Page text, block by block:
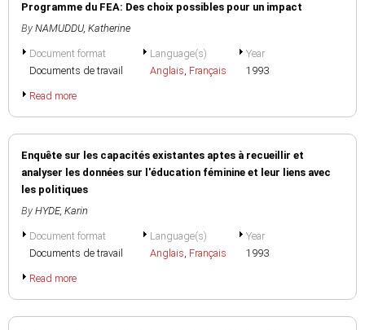
Programme du FEA: Des choix possibles pour un impact
By NAMUDDU, Katherine
Document format
Documents de travail
Language(s)
Anglais, Français
Year
1993
Read more
Enquête sur les capacités existantes aptes à recueillir et
analyser les données sur l'éducation féminine et leur liens avec
les politiques
By HYDE, Karin
Document format
Documents de travail
Language(s)
Anglais, Français
Year
1993
Read more